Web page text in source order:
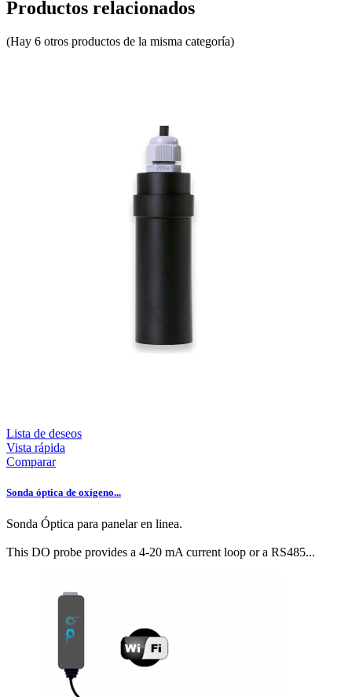
Productos relacionados
(Hay 6 otros productos de la misma categoría)
Lista de deseos
Vista rápida
Comparar
Sonda óptica de oxígeno...
Sonda Óptica para panelar en linea.
This DO probe provides a 4-20 mA current loop or a RS485...